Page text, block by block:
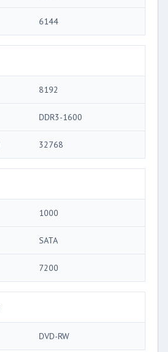
6144
8192
DDR3-1600
32768
1000
SATA
7200
DVD-RW